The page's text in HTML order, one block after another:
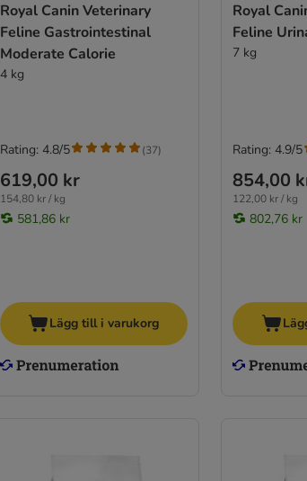
Royal Canin Veterinary
Feline Gastrointestinal
Moderate Calorie
4 kg
619,00 kr
154,80 kr / kg
581,86 kr
Rating: 4.8/5 (37)
Lägg till i varukorg
Royal
Feline
7 kg
854,00
122,00 kr / kg
802,76 kr
Rating: 4.9/5